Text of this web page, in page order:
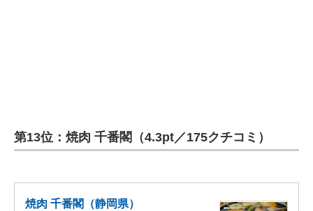
第13位：焼肉 千番閣（4.3pt／175クチコミ）
焼肉 千番閣（静岡県）